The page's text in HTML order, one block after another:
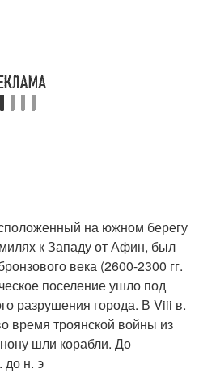
на южном берегу
к Западу от Афин, был
века (2600-2300 гг.
поселение ушло под
разрушения города. В Viii в.
время троянской войны из
шли корабли. До
до н. э